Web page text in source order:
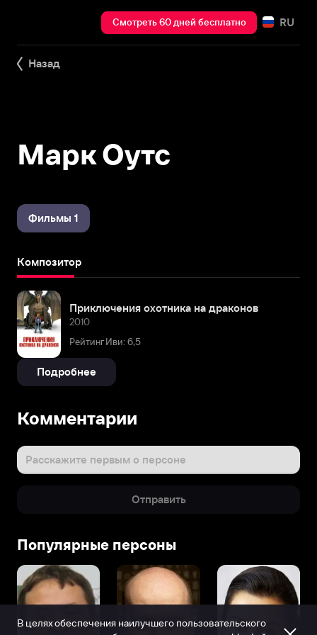
Смотреть 60 дней бесплатно RU
Назад
Марк Оутс
Фильмы 1
Композитор
Приключения охотника на драконов
2010
Рейтинг Иви: 6,5
Подробнее
Комментарии
Расскажите первым о персоне
Отправить
Популярные персоны
В целях обеспечения наилучшего пользовательского